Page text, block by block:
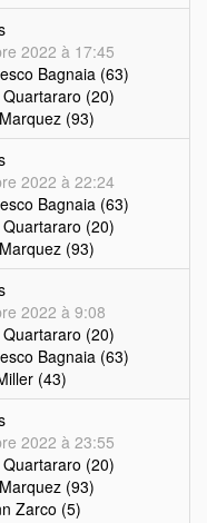
2022 à 17:45
Bagnaia (63)
(20)
(93)
2022 à 22:24
Bagnaia (63)
(20)
(93)
2022 à 9:08
(20)
Bagnaia (63)
(43)
2022 à 23:55
(20)
(93)
Zarco (5)